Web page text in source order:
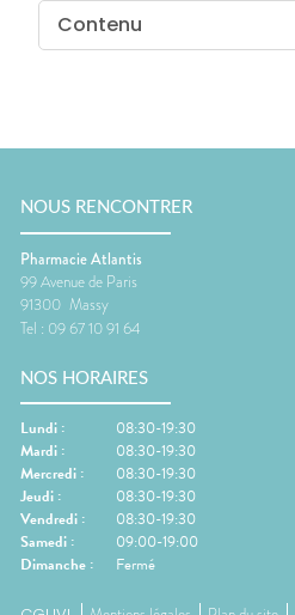
Contenu
NOUS RENCONTRER
Pharmacie Atlantis
99 Avenue de Paris
91300 Massy
Tel : 09 67 10 91 64
NOS HORAIRES
Lundi :
08:30-19:30
Mardi :
08:30-19:30
Mercredi :
08:30-19:30
Jeudi :
08:30-19:30
Vendredi :
08:30-19:30
Samedi :
09:00-19:00
Dimanche : Fermé